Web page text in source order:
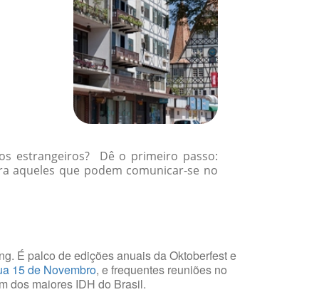
estrangeiros? Dê o primeiro passo:
aqueles que podem comunicar-se no
É palco de edições anuais da Oktoberfest e
15 de Novembro, e frequentes reuniões no
dos maiores IDH do Brasil.